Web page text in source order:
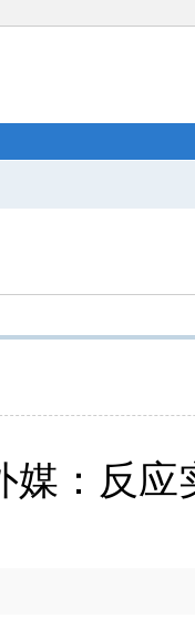
：反应